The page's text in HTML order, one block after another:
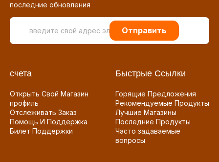
последние обновления
Отправить
счета
Открыть Свой Магазин
профиль
Отслеживать Заказ
Помощь И Поддержка
Билет Поддержки
Быстрые Ссылки
Горящие Предложения
Рекомендуемые Продукты
Лучшие Магазины
Последние Продукты
Часто задаваемые
вопросы